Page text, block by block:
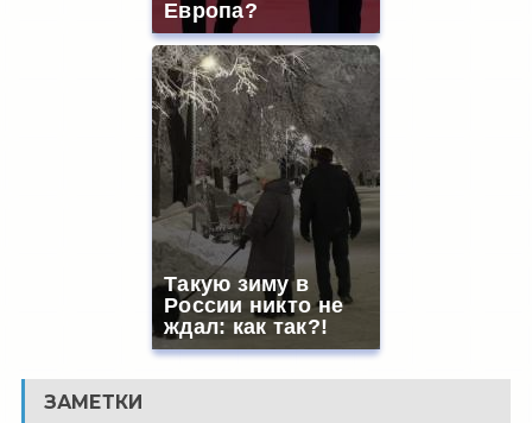
Европа?
Такую зиму в
России никто не
ждал: как так?!
ЗАМЕТКИ